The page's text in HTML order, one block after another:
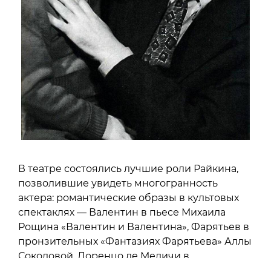
В театре состоялись лучшие роли Райкина,
позволившие увидеть многогранность
актера: романтические образы в культовых
спектаклях — Валентин в пьесе Михаила
Рощина «Валентин и Валентина», Фарятьев в
пронзительных «Фантазиях Фарятьева» Аллы